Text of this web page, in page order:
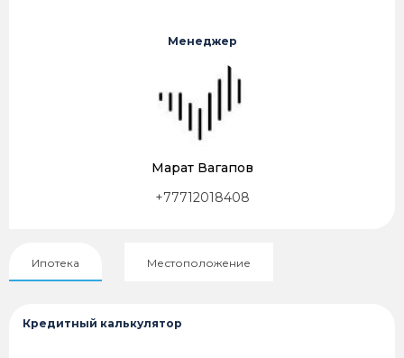
Менеджер
Марат Вагапов
+77712018408
Ипотека Местоположение
Кредитный калькулятор